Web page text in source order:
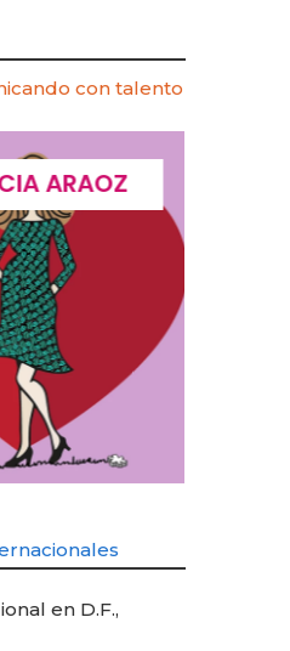
con talento
ARAOZ
en D.F.,